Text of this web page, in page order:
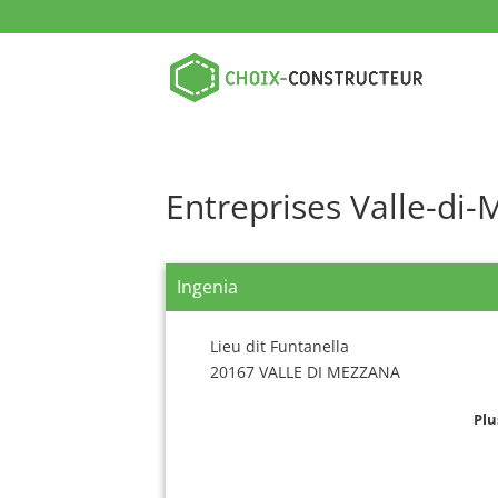
Entreprises Valle-di-
Ingenia
Lieu dit Funtanella
20167 VALLE DI MEZZANA